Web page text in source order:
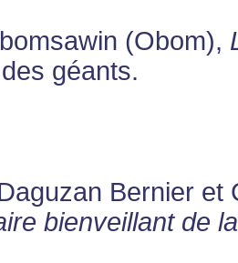
(Obom),
géants.
Bernier
bienveillant de